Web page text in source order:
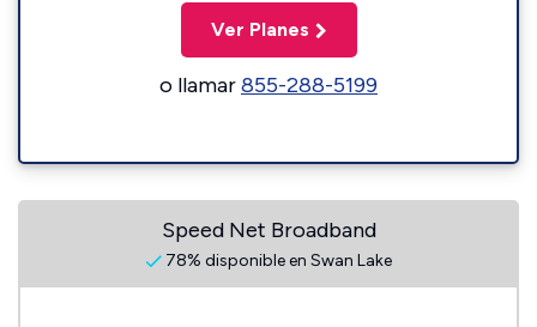
Ver Planes
o llamar855-288-5199
Speed Net Broadband
78% disponible en Swan Lake